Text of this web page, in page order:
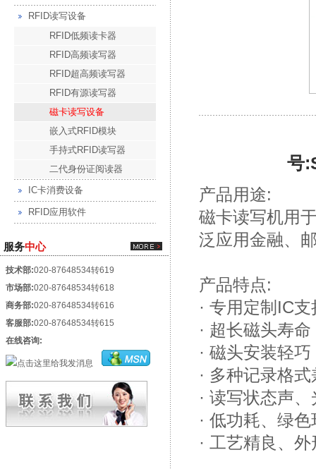
RFID读写设备
RFID低频读卡器
RFID高频读写器
RFID超高频读写器
RFID有源读写器
磁卡读写设备
嵌入式RFID模块
手持式RFID读写器
二代身份证阅读器
IC卡消费设备
RFID应用软件
服务中心
技术部:020-87648534转619
市场部:020-87648534转618
商务部:020-87648534转616
客服部:020-87648534转615
在线咨询:
号
产品用途:
磁卡读写机用
泛应用金融、
产品特点:
· 专用定制IC
· 超长磁头寿
· 磁头安装轻
· 多种记录格
· 读写状态声
· 低功耗、绿
· 工艺精良、